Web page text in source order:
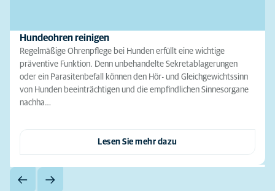
Hundeohren reinigen
Regelmäßige Ohrenpflege bei Hunden erfüllt eine wichtige
präventive Funktion. Denn unbehandelte Sekretablagerungen
oder ein Parasitenbefall können den Hör- und Gleichgewichtssinn
von Hunden beeinträchtigen und die empfindlichen Sinnesorgane
nachha…
Lesen Sie mehr dazu